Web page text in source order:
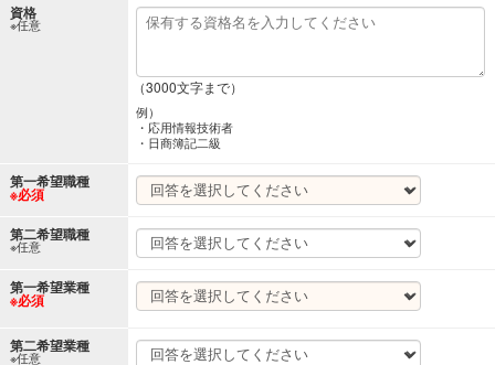
資格
※任意
（3000文字まで）
例）
・応用情報技術者
・日商簿記二級
第一希望職種
※必須
第二希望職種
※任意
第一希望業種
※必須
第二希望業種
※任意